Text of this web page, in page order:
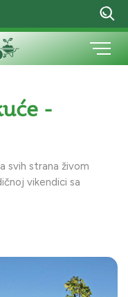
-
svih strana živom
vikendici sa